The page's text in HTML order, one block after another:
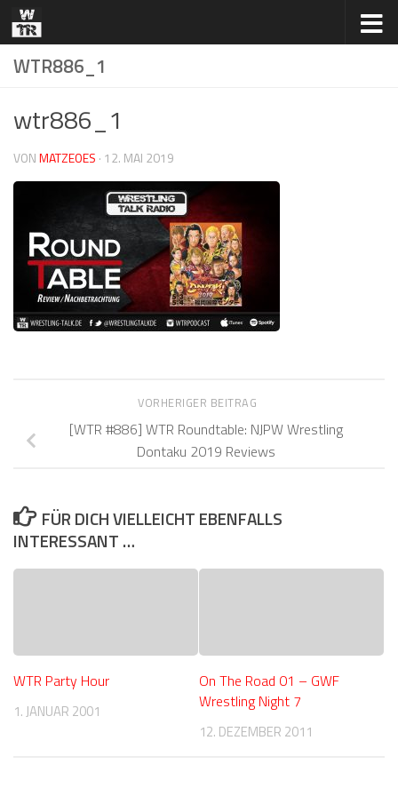
Zum Inhalt springen
WTR886_1
wtr886_1
VONMATZEOES · 12. MAI 2019
VORHERIGER BEITRAG
[WTR #886] WTR Roundtable: NJPW Wrestling
Dontaku 2019 Reviews
FÜR DICH VIELLEICHT EBENFALLS
INTERESSANT …
WTR Party Hour
1. JANUAR 2001
On The Road 01 – GWF
Wrestling Night 7
12. DEZEMBER 2011